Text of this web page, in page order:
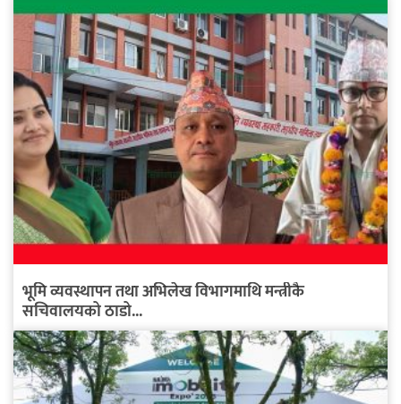
भूमि व्यवस्थापन तथा अभिलेख विभागमाथि मन्त्रीकै
सचिवालयको ठाडो...